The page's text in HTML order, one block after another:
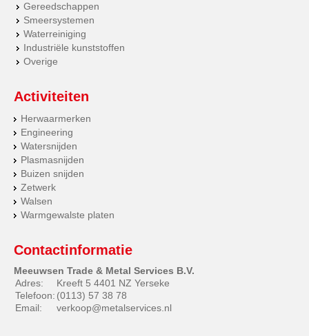
Gereedschappen
Smeersystemen
Waterreiniging
Industriële kunststoffen
Overige
Activiteiten
Herwaarmerken
Engineering
Watersnijden
Plasmasnijden
Buizen snijden
Zetwerk
Walsen
Warmgewalste platen
Contactinformatie
Meeuwsen Trade & Metal Services B.V.
Adres:
Kreeft 5 4401 NZ Yerseke
Telefoon: (0113) 57 38 78
Email:
verkoop@metalservices.nl